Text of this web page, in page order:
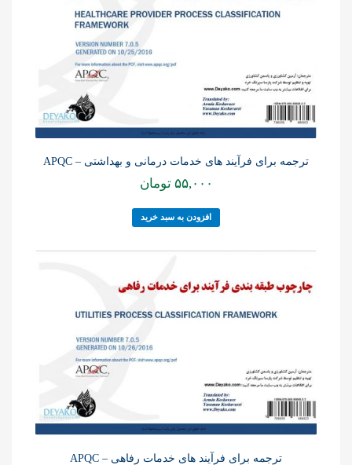
ترجمه برای فرآیند های خدمات درمانی و بهداشتی – APQC
۵۵,۰۰۰ تومان
افزودن به سبد خرید
ترجمه برای فرآیند های خدمات رفاهی – APQC